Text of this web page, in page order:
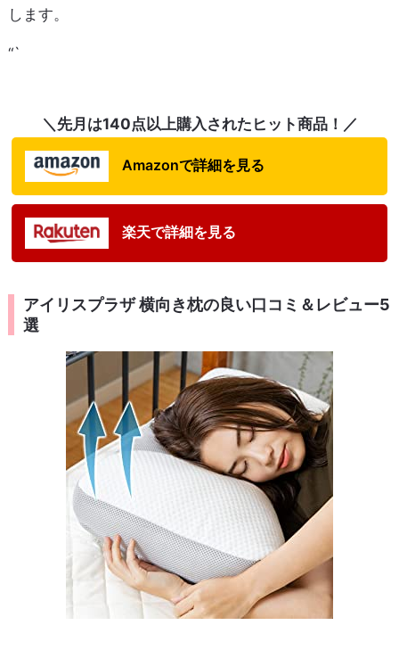
します。
“`
＼先月は140点以上購入されたヒット商品！／
Amazonで詳細を見る
楽天で詳細を見る
アイリスプラザ 横向き枕の良い口コミ＆レビュー5
選